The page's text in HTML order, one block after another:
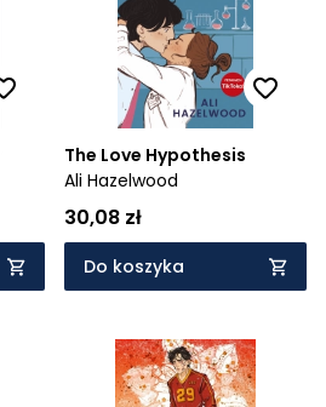
The Love Hypothesis
Ali Hazelwood
30,08 zł
Do koszyka